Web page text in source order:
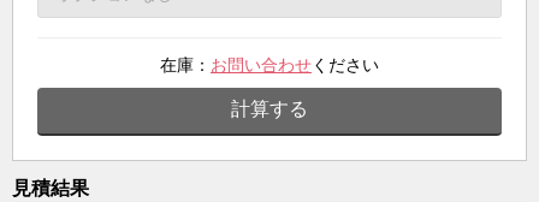
在庫： お問い合わせください
計算する
見積結果